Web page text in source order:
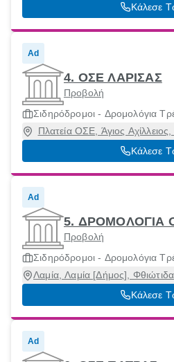
Κάλεσε
Ad
4. ΟΣΕ ΛΑΡΙΣΑΣ
Προβολή
Σιδηρόδρομοι - Δρομολόγια
Πλατεία ΟΣΕ, Άγιος
41223
Κάλεσε
Ad
5. ΔΡΟΜΟΛΟΓΙΑ
Προβολή
Σιδηρόδρομοι - Δρομολόγια
Λαμία, Λαμία [Δήμος],
Κάλεσε
Ad